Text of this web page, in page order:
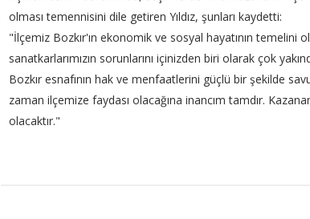
olması temennisini dile getiren Yıldız, şunları kaydetti:
"İlçemiz Bozkır'ın ekonomik ve sosyal hayatının temelini
sanatkarlarımızın sorunlarını içinizden biri olarak çok
Bozkır esnafının hak ve menfaatlerini güçlü bir şekilde
zaman ilçemize faydası olacağına inancım tamdır.
olacaktır."